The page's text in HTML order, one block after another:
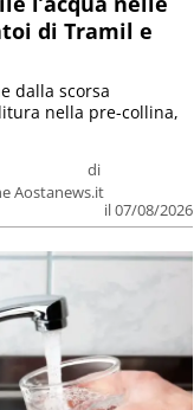
di Tramil e
di
Aostanews.it
il 07/08/2026
dalla scorsa
nella pre-collina,